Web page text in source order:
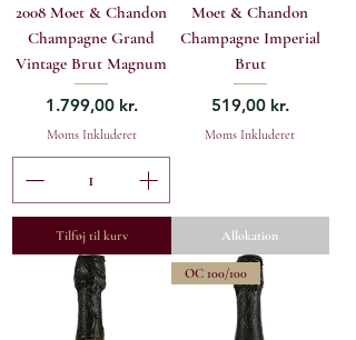
2008 Moet & Chandon
Champagne Grand
Vintage Brut Magnum
Pris
1.799,00 kr.
Moms Inkluderet
Tilføj til kurv
Moet & Chandon
Champagne Imperial
Brut
Pris
519,00 kr.
Moms Inkluderet
Allokation
OC 100/100